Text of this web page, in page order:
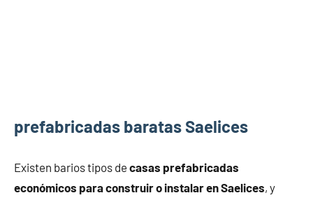
prefabricadas baratas Saelices
Existen barios tipos de casas prefabricadas
económicos para construir o instalar en Saelices, y